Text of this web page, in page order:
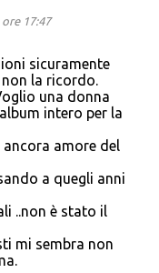
17:47
sicuramente
la ricordo.
una donna
intero per la
amore del
a quegli anni
..non è stato il
mi sembra non